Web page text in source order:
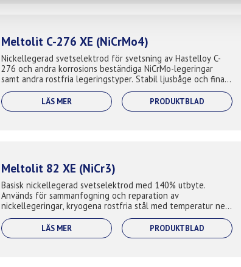
Meltolit C-276 XE (NiCrMo4)
Nickellegerad svetselektrod för svetsning av Hastelloy C-
276 och andra korrosions beständiga NiCrMo-legeringar
samt andra rostfria legeringstyper. Stabil ljusbåge och fina
strängar resistent i s...
LÄS MER PRODUKTBLAD
Meltolit 82 XE (NiCr3)
Basisk nickellegerad svetselektrod med 140% utbyte.
Används för sammanfogning och reparation av
nickellegeringar, kryogena rostfria stål med temperatur ner
till -196°C, Inconel 600, Incoloy 800 och...
LÄS MER PRODUKTBLAD